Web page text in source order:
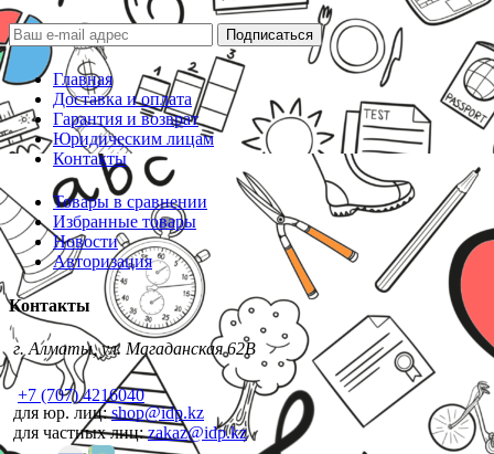
Подписаться
Главная
Доставка и оплата
Гарантия и возврат
Юридическим лицам
Контакты
Товары в сравнении
Избранные товары
Новости
Авторизация
Контакты
г. Алматы, ул. Магаданская 62В
+7 (707) 4216040
для юр. лиц:shop@idp.kz
для частных лиц:zakaz@idp.kz